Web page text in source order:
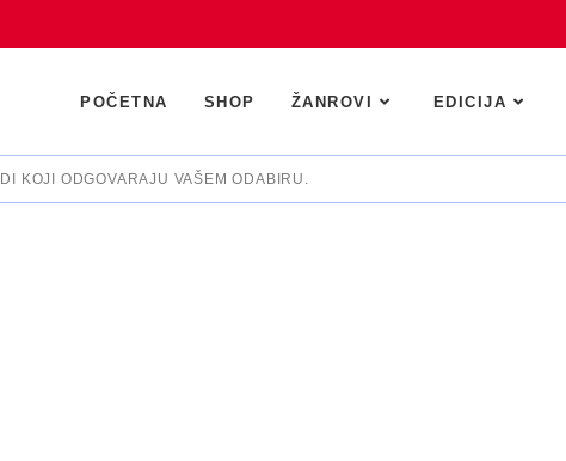
POČETNA SHOP ŽANROVI EDICIJA
KOJI ODGOVARAJU VAŠEM ODABIRU.